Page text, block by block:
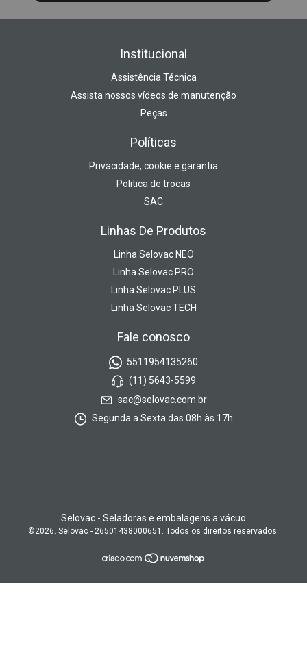
Institucional
Assistência Técnica
Assista nossos vídeos de manutenção
Peças
Políticas
Privacidade, cookie e garantia
Politica de trocas
SAC
Linhas De Produtos
Linha Selovac NEO
Linha Selovac PRO
Linha Selovac PLUS
Linha Selovac TECH
Fale conosco
5511954135260
(11) 5643-5599
sac@selovac.com.br
Segunda a Sexta das 08h às 17h
Selovac - Seladoras e embalagens a vácuo
©2026. Selovac - 26501438000651. Todos os direitos reservados.